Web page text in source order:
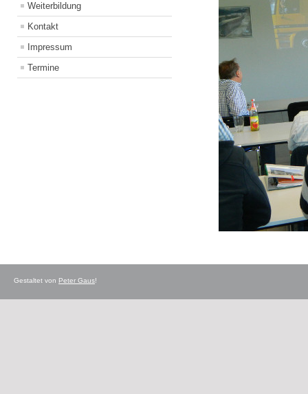
Weiterbildung
Kontakt
Impressum
Termine
Gestaltet von Peter Gaus!